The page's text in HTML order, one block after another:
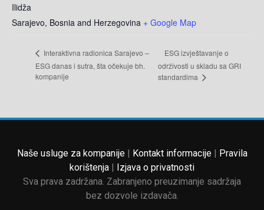
Ilidža
Sarajevo, Bosnia and Herzegovina + Google Map
Interaktivna radionica Sarajevo –
ESG danas i sutra, šta očekuje bh.
kompanije
ESG izvještavanje o
održivosti u skladu sa GRI
standardima
Naše usluge za kompanije| Kontakt informacije|
Pravila
korištenja
Izjava o privatnosti
Sva prava zadržana. Zabranjeno preuzimanje sadržaja
bez dozvole izdavača.